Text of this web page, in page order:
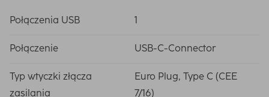
Połączenia USB 1
Połączenie USB-C-Connector
Typ wtyczki złącza
zasilania
Euro Plug, Type C (CEE
7/16)